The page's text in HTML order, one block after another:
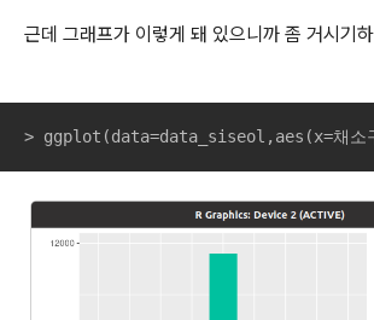
근데 그래프가 이렇게 돼 있으니까 좀 거시기
> ggplot(data=data_siseol,aes(x=채소